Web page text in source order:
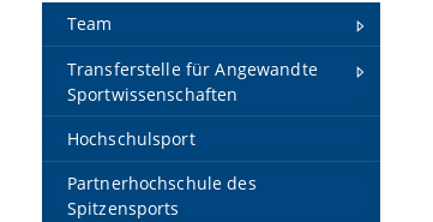
Team
Transferstelle für Angewandte
Sportwissenschaften
Hochschulsport
Partnerhochschule des
Spitzensports